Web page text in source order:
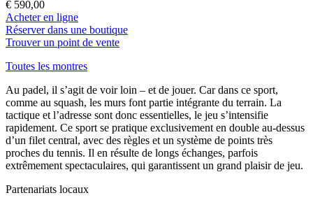
€ 590,00
Acheter en ligne
Réserver dans une boutique
Trouver un point de vente
Toutes les montres
Au padel, il s’agit de voir loin – et de jouer. Car dans ce sport,
comme au squash, les murs font partie intégrante du terrain. La
tactique et l’adresse sont donc essentielles, le jeu s’intensifie
rapidement. Ce sport se pratique exclusivement en double au-dessus
d’un filet central, avec des règles et un système de points très
proches du tennis. Il en résulte de longs échanges, parfois
extrêmement spectaculaires, qui garantissent un grand plaisir de jeu.
Partenariats locaux